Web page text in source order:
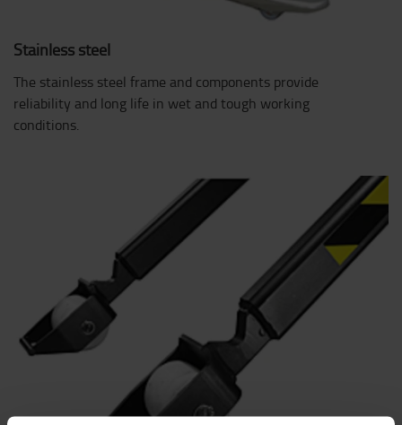
Stainless steel
The stainless steel frame and components provide
reliability and long life in wet and tough working
conditions.